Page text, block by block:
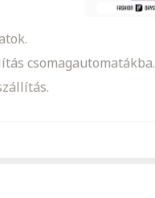
csomagautomatákba.